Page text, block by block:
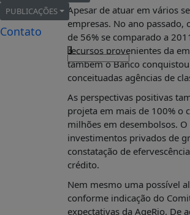
SOBRE
A
FRENTE
INSCRIÇÕES
DISPONÍVEIS
PUBLICAÇÕES
PUBLICAÇÕES
Contato
x
Apesar de atuar em vários
empresas. No ano passado,
de 56% se comparado a
recursos provenientes da
também o Banco
conceituadas agências de
As perspectivas positivas
projeta em mais de 100% o
milhões em desembolsos.
investimentos privados de
constatação de
crédito.
Nem mesmo uma possível
conforme indicação do
expectativas da AgeRio.